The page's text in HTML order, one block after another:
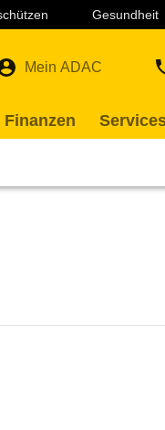
Gesundheit
Mein ADAC